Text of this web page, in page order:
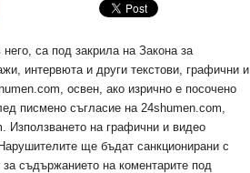
са под закрила на Закона за
интервюта и други текстови, графични и
освен, ако изрично е посочено
писмено съгласие на 24shumen.com,
Използването на графични и видео
ще бъдат санкционирани с
за съдържанието на коментарите под